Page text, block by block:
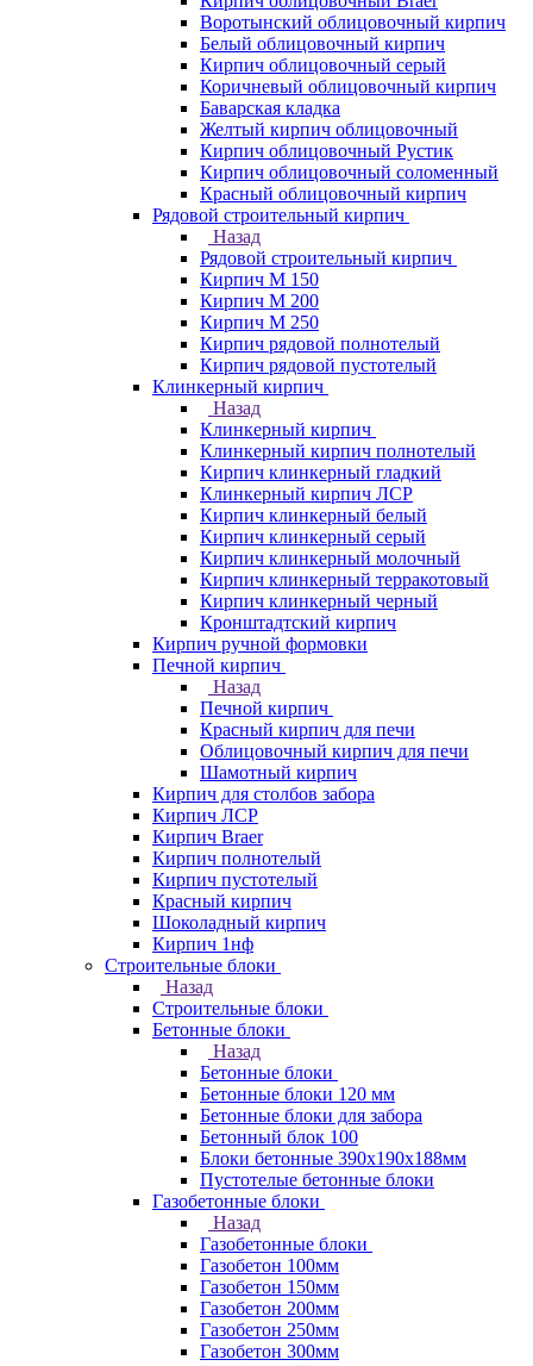
Воротынский облицовочный кирпич
Белый облицовочный кирпич
Кирпич облицовочный серый
Коричневый облицовочный кирпич
Баварская кладка
Желтый кирпич облицовочный
Кирпич облицовочный Рустик
Кирпич облицовочный соломенный
Красный облицовочный кирпич
Рядовой строительный кирпич
Назад
Рядовой строительный кирпич
Кирпич М 150
Кирпич М 200
Кирпич М 250
Кирпич рядовой полнотелый
Кирпич рядовой пустотелый
Клинкерный кирпич
Назад
Клинкерный кирпич
Клинкерный кирпич полнотелый
Кирпич клинкерный гладкий
Клинкерный кирпич ЛСР
Кирпич клинкерный белый
Кирпич клинкерный серый
Кирпич клинкерный молочный
Кирпич клинкерный терракотовый
Кирпич клинкерный черный
Кронштадтский кирпич
Кирпич ручной формовки
Печной кирпич
Назад
Печной кирпич
Красный кирпич для печи
Облицовочный кирпич для печи
Шамотный кирпич
Кирпич для столбов забора
Кирпич ЛСР
Кирпич Braer
Кирпич полнотелый
Кирпич пустотелый
Красный кирпич
Шоколадный кирпич
Кирпич 1нф
Строительные блоки
Назад
Строительные блоки
Бетонные блоки
Назад
Бетонные блоки
Бетонные блоки 120 мм
Бетонные блоки для забора
Бетонный блок 100
Блоки бетонные 390х190х188мм
Пустотелые бетонные блоки
Газобетонные блоки
Назад
Газобетонные блоки
Газобетон 100мм
Газобетон 150мм
Газобетон 200мм
Газобетон 250мм
Газобетон 300мм